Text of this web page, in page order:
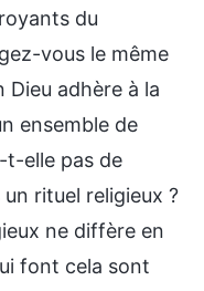
du
vous le même
Dieu adhère à la
ensemble de
t-elle pas de
rituel religieux ?
ne diffère en
font cela sont